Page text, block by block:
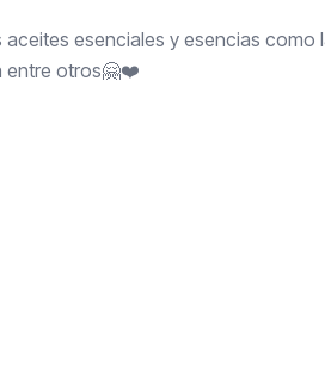
aceites esenciales y esencias como
entre otros🤗❤️